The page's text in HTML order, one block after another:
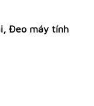
Đeo máy tính